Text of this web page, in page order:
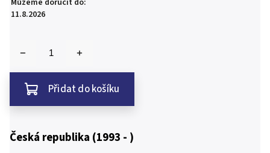
Můžeme doručit do:
11.8.2026
Přidat do košíku
Česká republika (1993 - )